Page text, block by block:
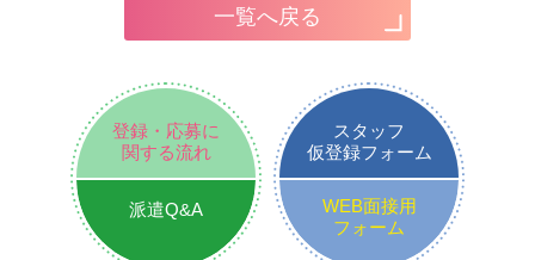
一覧へ戻る
登録・応募に
関する流れ
派遣Q&A
スタッフ
仮登録フォーム
WEB面接用
フォーム